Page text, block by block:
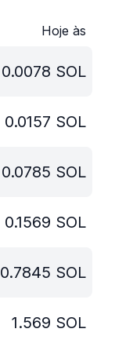
Hoje às
0.0078 SOL
0.0157 SOL
0.0785 SOL
0.1569 SOL
0.7845 SOL
1.569 SOL